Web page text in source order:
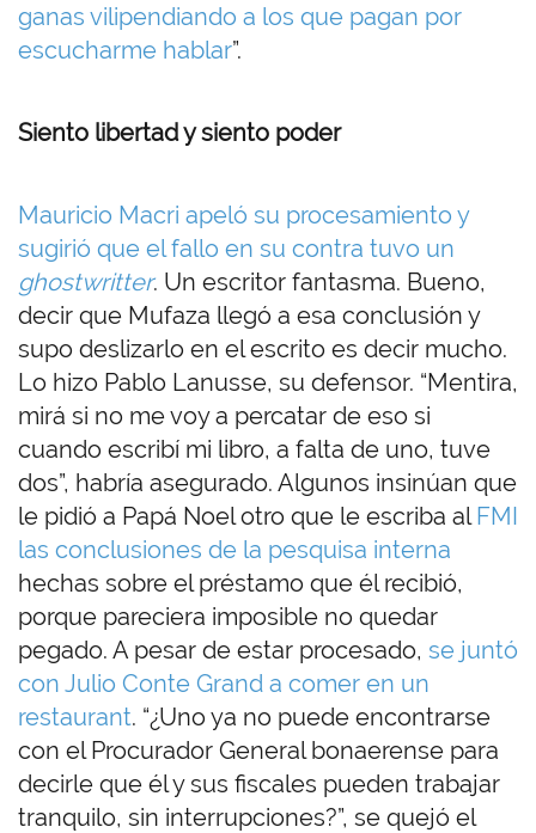
ganas vilipendiando a los que pagan por
escucharme hablar”.
Siento libertad y siento poder
Mauricio Macri apeló su procesamiento y
sugirió que el fallo en su contra tuvo un
ghostwritter. Un escritor fantasma. Bueno,
decir que Mufaza llegó a esa conclusión y
supo deslizarlo en el escrito es decir mucho.
Lo hizo Pablo Lanusse, su defensor. “Mentira,
mirá si no me voy a percatar de eso si
cuando escribí mi libro, a falta de uno, tuve
dos”, habría asegurado. Algunos insinúan que
le pidió a Papá Noel otro que le escriba alFMI
las conclusiones de la pesquisa interna
hechas sobre el préstamo que él recibió,
porque pareciera imposible no quedar
pegado. A pesar de estar procesado, se juntó
con Julio Conte Grand a comer en un
restaurant. “¿Uno ya no puede encontrarse
con el Procurador General bonaerense para
decirle que él y sus fiscales pueden trabajar
tranquilo, sin interrupciones?”, se quejó el